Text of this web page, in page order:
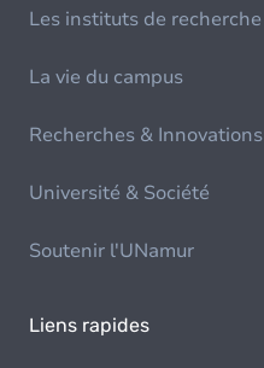
Les instituts de recherche
La vie du campus
Recherches & Innovations
Université & Société
Soutenir l'UNamur
Liens rapides